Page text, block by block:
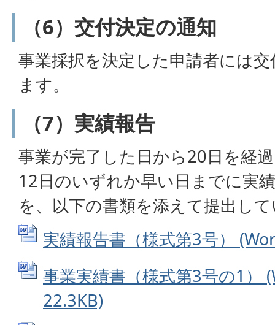
（6）交付決定の通知
事業採択を決定した申請者には
ます。
（7）実績報告
事業が完了した日から20日を経
12日のいずれか早い日までに実
を、以下の書類を添えて提出し
実績報告書（様式第3号）
事業実績書（様式第3号の1）
22.3KB)